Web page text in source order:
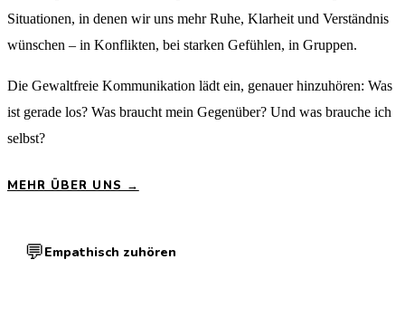
Situationen, in denen wir uns mehr Ruhe, Klarheit und Verständnis
wünschen – in Konflikten, bei starken Gefühlen, in Gruppen.
Die Gewaltfreie Kommunikation lädt ein, genauer hinzuhören: Was
ist gerade los? Was braucht mein Gegenüber? Und was brauche ich
selbst?
MEHR ÜBER UNS →
💬Empathisch zuhören